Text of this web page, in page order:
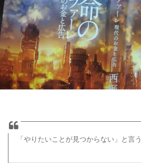
「やりたいことが見つからない」と言